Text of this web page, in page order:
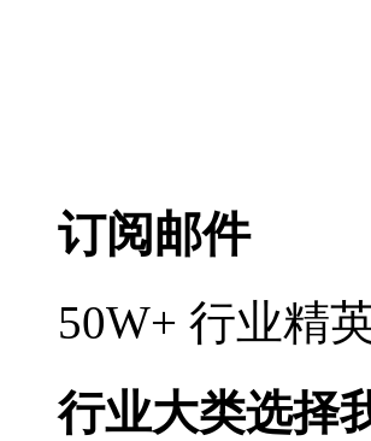
订阅邮件
50W+ 行业精
行业大类选择